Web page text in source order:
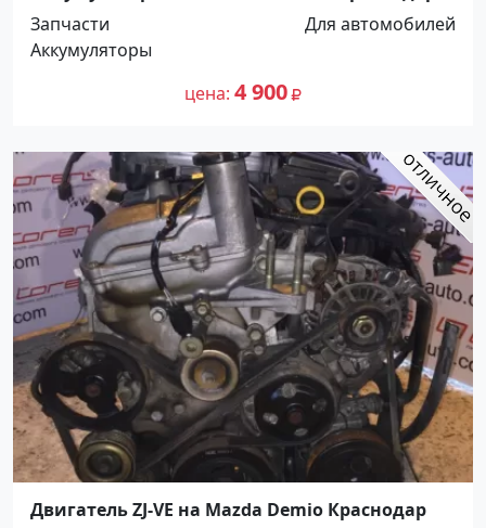
Запчасти
Для автомобилей
Аккумуляторы
цена 4 900
Двигатель ZJ-VE на Mazda Demio Краснодар